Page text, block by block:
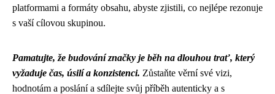
platformami a formáty obsahu, abyste zjistili, co nejlépe rezonuje
s vaší cílovou skupinou.
Pamatujte, že budování značky je běh na dlouhou trať, který
vyžaduje čas, úsilí a konzistenci. Zůstaňte věrní své vizi,
hodnotám a poslání a sdílejte svůj příběh autenticky a s